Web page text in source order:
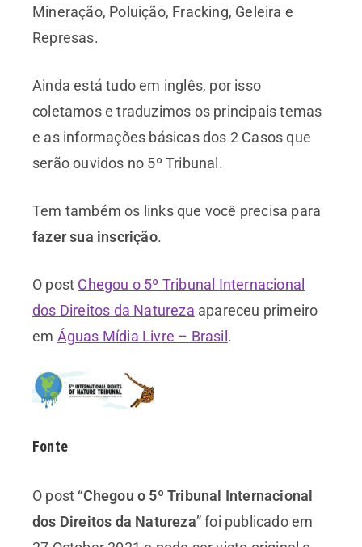
Mineração, Poluição, Fracking, Geleira e
Represas.
Ainda está tudo em inglês, por isso
coletamos e traduzimos os principais temas
e as informações básicas dos 2 Casos que
serão ouvidos no 5º Tribunal.
Tem também os links que você precisa para
fazer sua inscrição.
O post Chegou o 5º Tribunal Internacional
dos Direitos da Natureza apareceu primeiro
em Águas Mídia Livre – Brasil .
Fonte
O post “Chegou o 5º Tribunal Internacional
dos Direitos da Natureza” foi publicado em